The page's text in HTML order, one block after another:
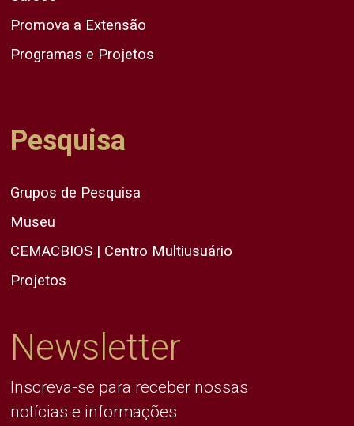
Promova a Extensão
Programas e Projetos
Pesquisa
Grupos de Pesquisa
Museu
CEMACBIOS | Centro Multiusuário
Projetos
Newsletter
Inscreva-se para receber nossas
notícias e informações